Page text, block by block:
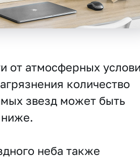
от атмосферных
количество
звезд может быть
неба также